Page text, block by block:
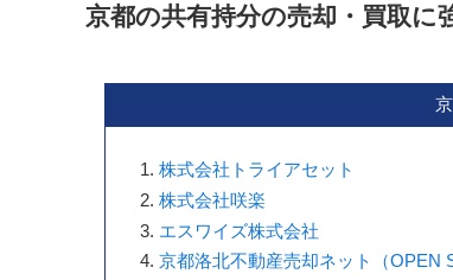
京都の共有持分の売却・買取に
株式会社トライアセット
株式会社咲楽
エスワイズ株式会社
京都洛北不動産売却ネット（OPEN